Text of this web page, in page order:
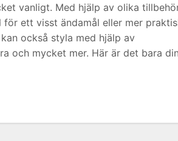
vanligt. Med hjälp av olika
ett visst ändamål eller mer
också styla med hjälp av
och mycket mer. Här är det bara din